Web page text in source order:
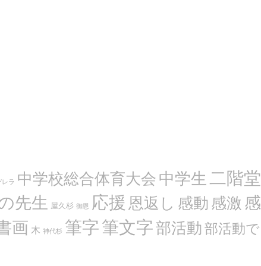
ラ 中学校総合体育大会 中学生 二階堂
先生 屋久杉 御恩 応援 恩返し 感動 感激 感
画 木 神代杉 筆字筆文字部活動 部活動で